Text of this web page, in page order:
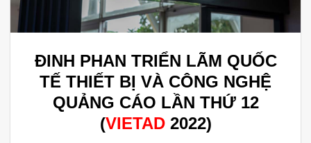
ĐINH PHAN TRIỂN LÃM QUỐC
TẾ THIẾT BỊ VÀ CÔNG NGHỆ
QUẢNG CÁO LẦN THỨ 12
(VIETAD2022)